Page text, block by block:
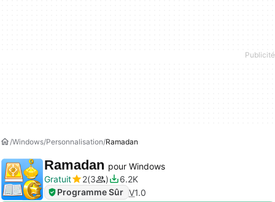
Windows Personnalisation Ramadan
Ramadan pour Windows
Gratuit
2 3
6.2K
Programme Sûr V1.0